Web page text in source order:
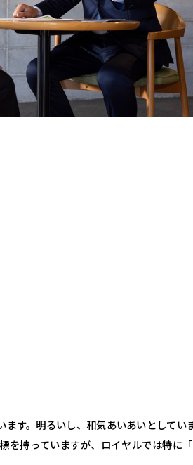
す。明るいし、和気あいあいとしていま
を持っていますが、ロイヤルでは特に